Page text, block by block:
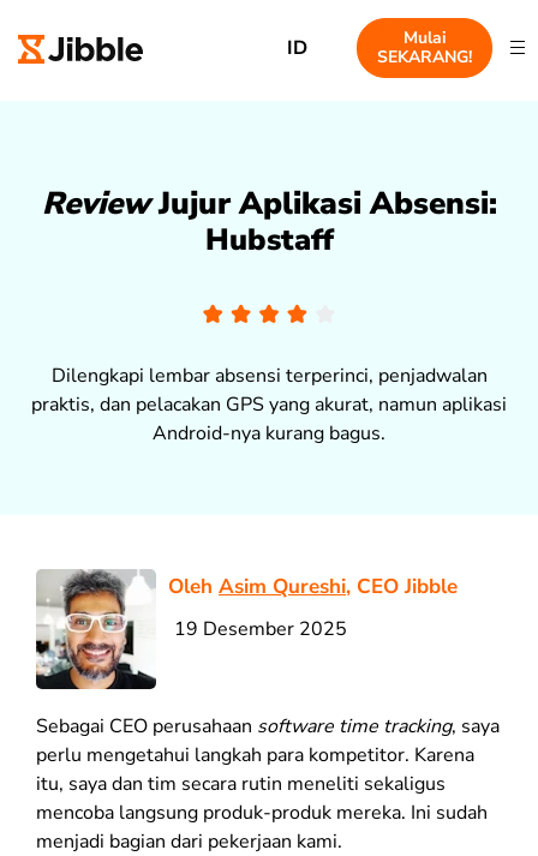
ID
Mulai
SEKARANG!
ReviewJujur Aplikasi Absensi:
Hubstaff
Dilengkapi lembar absensi terperinci, penjadwalan
praktis, dan pelacakan GPS yang akurat, namun aplikasi
Android-nya kurang bagus.
Oleh Asim Qureshi, CEO Jibble
19 Desember 2025
Sebagai CEO perusahaan software time tracking, saya
perlu mengetahui langkah para kompetitor. Karena
itu, saya dan tim secara rutin meneliti sekaligus
mencoba langsung produk-produk mereka. Ini sudah
menjadi bagian dari pekerjaan kami.